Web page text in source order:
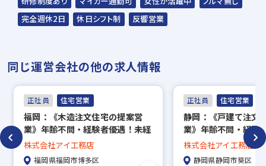
住所：東京都港区赤坂2-15-16 赤坂ふく
【一次面接】（現地責任者）
筆記テスト＋適正検査（性格診断）あり
▼
【最終面接】（役員）
▼
内定
完全週休2日
休日シフト制 反響営業
同じ運営会社の他の求人情報
正社員 住宅営業
福岡：《木造注文住宅の提案営
業》年齢不問・経験者優遇！未経
験者はポテンシャル重視の採用◎
株式会社アイ工務店
福岡県福岡市博多区
正社員 住宅営業
静岡：《戸建て注文
業》年齢不問・経験
験者はポテンシャル
株式会社アイ工務店
静岡県静岡市葵区